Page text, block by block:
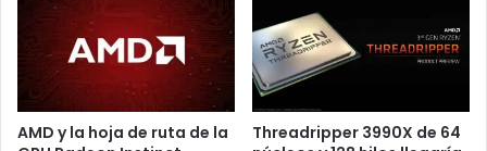
Han destacado que trabajan en implementación:
“Intel recibió la notificación de esta investigación y
esperamos que el software pueda protegerse contra tales
problemas al emplear prácticas de desarrollo seguro de
AMD y la hoja de ruta de la
Threadripper 3990X de 64